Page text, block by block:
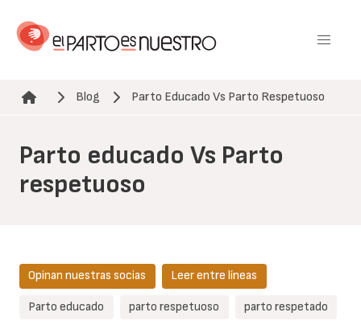
contenido
Ruta de navegación
Blog Parto Educado Vs Parto Respetuoso
Parto educado Vs Parto
respetuoso
Opinan nuestras socias Leer entre líneas
Parto educado parto respetuoso parto respetado